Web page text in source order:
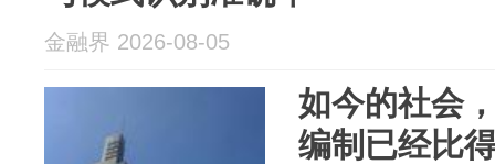
金融界 2026-08-05
如今的社会
编制已经比